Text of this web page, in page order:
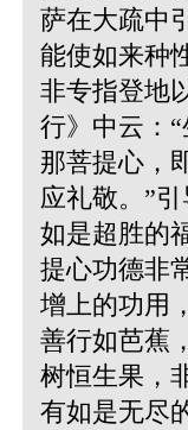
萨在大疏中
能使如来种
非专指登地
行》中云：
那菩提心，
应礼敬。”
如是超胜的
提心功德非
增上的功用
善行如芭蕉
树恒生果，
有如是无尽